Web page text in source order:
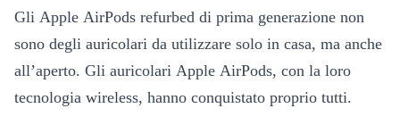
Gli Apple AirPods refurbed di prima generazione non
sono degli auricolari da utilizzare solo in casa, ma anche
all’aperto. Gli auricolari Apple AirPods, con la loro
tecnologia wireless, hanno conquistato proprio tutti.